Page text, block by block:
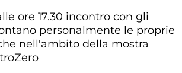
ore 17.30 incontro con gli
personalmente le proprie
nell'ambito della mostra